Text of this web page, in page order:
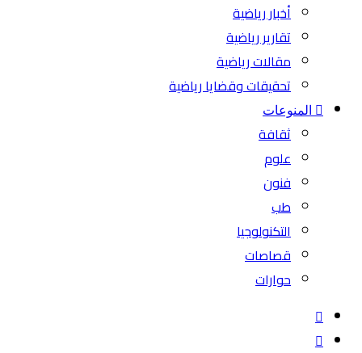
أخبار رياضية
تقارير رياضية
مقالات رياضية
تحقيقات وقضايا رياضية
المنوعات
ثقافة
علوم
فنون
طب
التكنولوجيا
قصاصات
حوارات
بحث
عن
الوضع